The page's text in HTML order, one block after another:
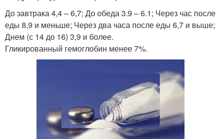
До завтрака 4,4 – 6,7; До обеда 3.9 – 6.1; Через час после
еды 8,9 и меньше; Через два часа после еды 6,7 и выше;
Днем (с 14 до 16) 3,9 и более.
Гликированный гемоглобин менее 7%.